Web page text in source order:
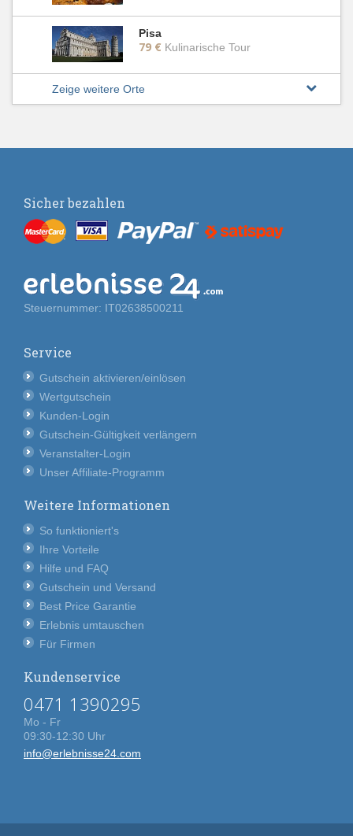
Pisa
79 € Kulinarische Tour
Zeige weitere Orte
Sicher bezahlen
Steuernummer: IT02638500211
Service
Gutschein aktivieren/einlösen
Wertgutschein
Kunden-Login
Gutschein-Gültigkeit verlängern
Veranstalter-Login
Unser Affiliate-Programm
Weitere Informationen
So funktioniert's
Ihre Vorteile
Hilfe und FAQ
Gutschein und Versand
Best Price Garantie
Erlebnis umtauschen
Für Firmen
Kundenservice
0471 1390295
Mo - Fr
09:30-12:30 Uhr
info@erlebnisse24.com